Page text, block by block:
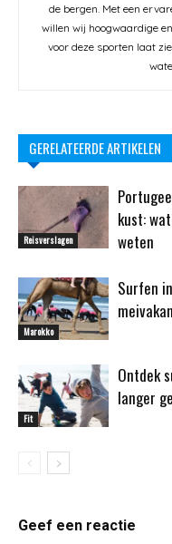
de bergen. Met een
willen wij hoogwaardige
voor deze sporten laat
GERELATEERDE ARTIKELEN
Reisverslagen
kust:
weten
Marokko
Surfen
Fit
Ontdek
langer
Geef een reactie